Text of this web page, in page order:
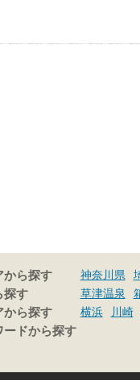
から探す 神奈川県
探す
草津温泉
から探す
横浜 川崎
ードから探す